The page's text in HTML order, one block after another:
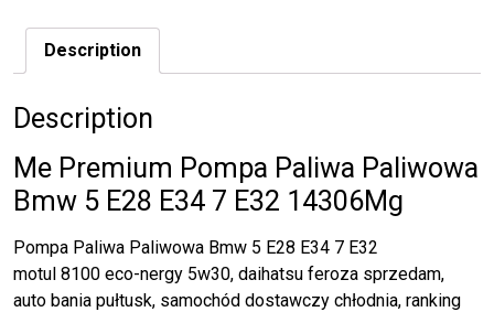
Description
Description
Me Premium Pompa Paliwa Paliwowa
Bmw 5 E28 E34 7 E32 14306Mg
Pompa Paliwa Paliwowa Bmw 5 E28 E34 7 E32
motul 8100 eco-nergy 5w30, daihatsu feroza sprzedam,
auto bania pułtusk, samochód dostawczy chłodnia, ranking